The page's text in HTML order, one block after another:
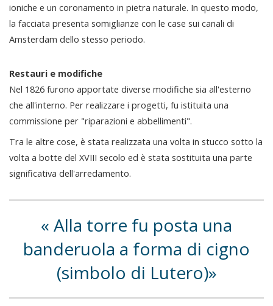
ioniche e un coronamento in pietra naturale. In questo modo,
la facciata presenta somiglianze con le case sui canali di
Amsterdam dello stesso periodo.
Restauri e modifiche
Nel 1826 furono apportate diverse modifiche sia all'esterno
che all'interno. Per realizzare i progetti, fu istituita una
commissione per "riparazioni e abbellimenti".
Tra le altre cose, è stata realizzata una volta in stucco sotto la
volta a botte del XVIII secolo ed è stata sostituita una parte
significativa dell'arredamento.
Alla torre fu posta una
banderuola a forma di cigno
(simbolo di Lutero)